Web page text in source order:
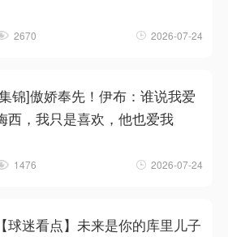
2670 2026-07-24
锦]傲娇奉先！伊布：谁说我爱
西，我只是喜欢，他也爱我
1476 2026-07-24
【球迷看点】未来是你的库里儿子